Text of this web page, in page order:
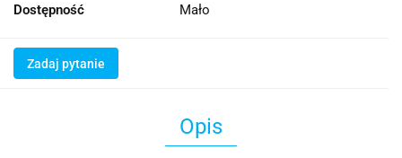
Dostępność Mało
Zadaj pytanie
Opis